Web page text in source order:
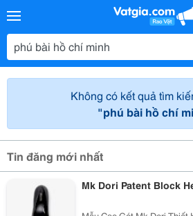
Không có kết quả tìm
"phú bài hồ chí
Tin đăng mới nhất
Mk Dori Patent Block